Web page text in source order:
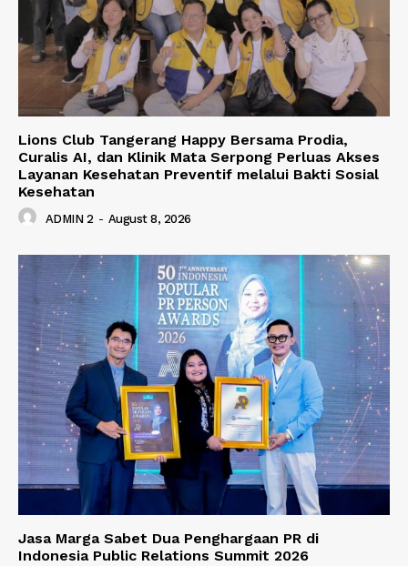
Lions Club Tangerang Happy Bersama Prodia,
Curalis AI, dan Klinik Mata Serpong Perluas Akses
Layanan Kesehatan Preventif melalui Bakti Sosial
Kesehatan
ADMIN 2 - August 8, 2026
Jasa Marga Sabet Dua Penghargaan PR di
Indonesia Public Relations Summit 2026